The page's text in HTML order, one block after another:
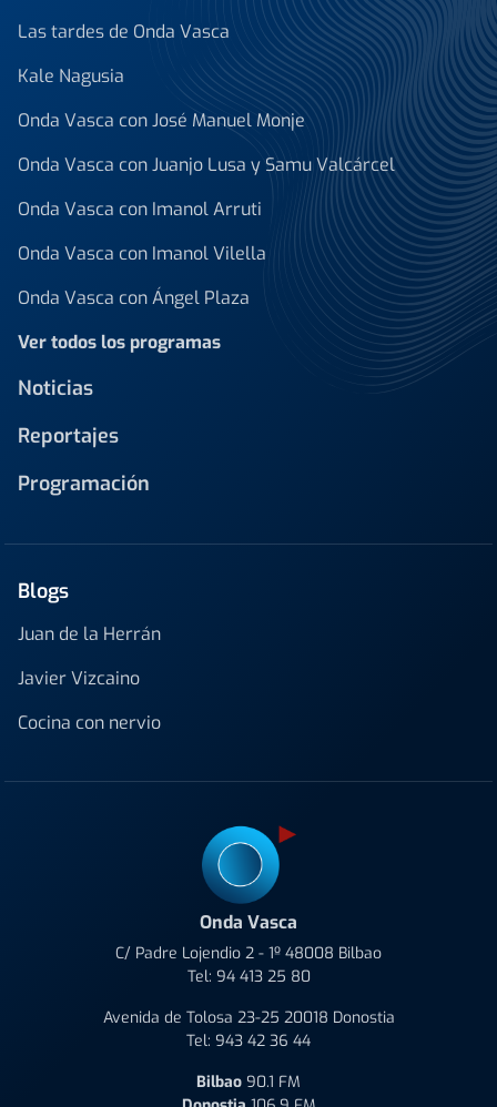
Las tardes de Onda Vasca
Kale Nagusia
Onda Vasca con José Manuel Monje
Onda Vasca con Juanjo Lusa y Samu Valcárcel
Onda Vasca con Imanol Arruti
Onda Vasca con Imanol Vilella
Onda Vasca con Ángel Plaza
Ver todos los programas
Noticias
Reportajes
Programación
Blogs
Juan de la Herrán
Javier Vizcaino
Cocina con nervio
Onda Vasca
C/ Padre Lojendio 2 - 1º 48008 Bilbao
Tel: 94 413 25 80
Avenida de Tolosa 23-25 20018 Donostia
Tel: 943 42 36 44
Bilbao 90.1 FM